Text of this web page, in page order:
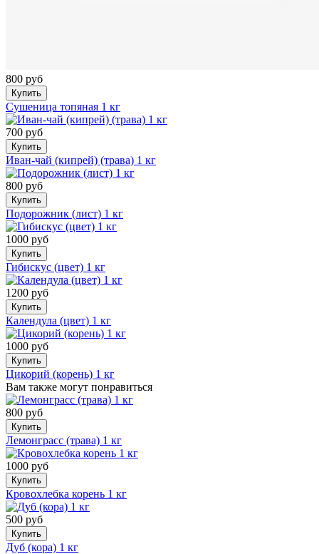
800 руб
Купить
Сушеница топяная 1 кг
700 руб
Купить
Иван-чай (кипрей) (трава) 1 кг
800 руб
Купить
Подорожник (лист) 1 кг
1000 руб
Купить
Гибискус (цвет) 1 кг
1200 руб
Купить
Календула (цвет) 1 кг
1000 руб
Купить
Цикорий (корень) 1 кг
Вам также могут понравиться
800 руб
Купить
Лемонграсс (трава) 1 кг
1000 руб
Купить
Кровохлебка корень 1 кг
500 руб
Купить
Дуб (кора) 1 кг